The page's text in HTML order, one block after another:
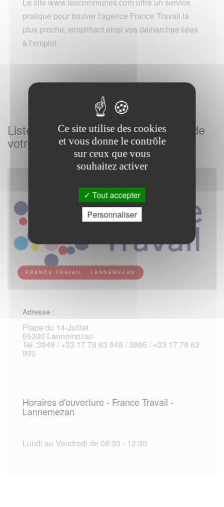
pratique pour trouver l'agence France Travail la
plus proche, simplifiant ainsi vos démarches liées
à l'emploi.
Listes des Agences France Travail de
votre commune
FRANCE TRAVAIL - LANNEMEZAN
Adresse :
Place du 14-Juillet
65300 Lannemezan
Tel :3949 / +33 17 78 63 949 / 3995 / +33 17 78 63
995
Horaires d'ouverture - France Travail -
Lannemezan
Lundi au Vendredi de 08:30 - 12:30
Ce site utilise des cookies
et vous donne le contrôle
sur ceux que vous
souhaitez activer
Tout accepter
Personnaliser